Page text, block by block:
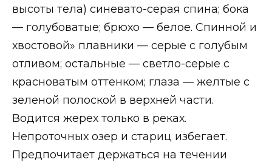
высоты тела) синевато-серая спина; бока
— голубоватые; брюхо — белое. Спинной и
хвостовой» плавники — серые с голубым
отливом; остальные — светло-серые с
красноватым оттенком; глаза — желтые с
зеленой полоской в верхней части.
Водится жерех только в реках.
Непроточных озер и стариц избегает.
Предпочитает держаться на течении